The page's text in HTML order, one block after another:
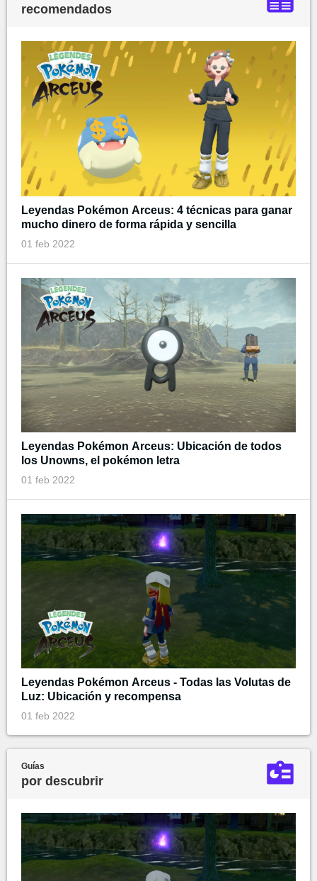
recomendados
Leyendas Pokémon Arceus: 4 técnicas para ganar
mucho dinero de forma rápida y sencilla
01 feb 2022
Leyendas Pokémon Arceus: Ubicación de todos
los Unowns, el pokémon letra
01 feb 2022
Leyendas Pokémon Arceus - Todas las Volutas de
Luz: Ubicación y recompensa
01 feb 2022
Guías
por descubrir